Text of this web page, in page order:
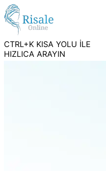
CTRL+K KISA YOLU İLE
HIZLICA ARAYIN